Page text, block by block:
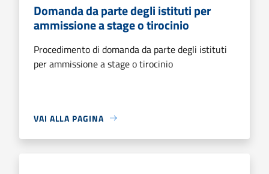
Domanda da parte degli istituti per
ammissione a stage o tirocinio
Procedimento di domanda da parte degli istituti
per ammissione a stage o tirocinio
VAI ALLA PAGINA